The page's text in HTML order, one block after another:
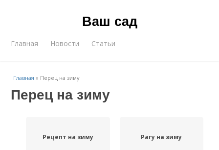
Ваш сад
Главная Новости Статьи
Главная » Перец на зиму
Перец на зиму
Рецепт на зиму Рагу на зиму